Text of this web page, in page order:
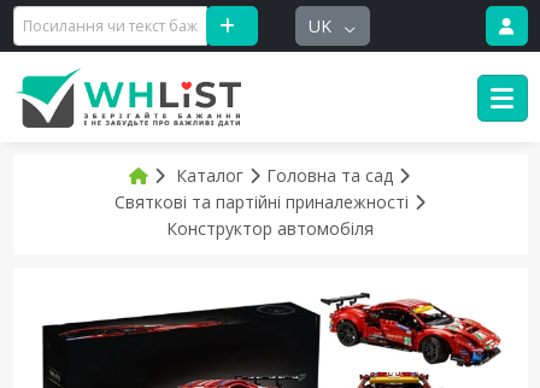
UK
Каталог
Головна та сад
Святкові та партійні приналежності
Конструктор автомобіля